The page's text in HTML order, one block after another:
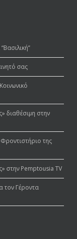
σας
διαθέσιμη στην
της
στην Pemptousia TV
τον Γέροντα